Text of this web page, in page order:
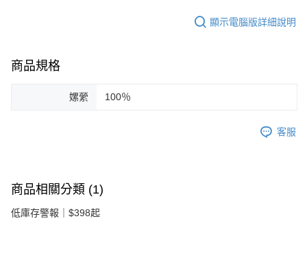
顯示電腦版詳細說明
商品規格
嫘縈 100％
客服
商品相關分類 (1)
低庫存警報｜$398起